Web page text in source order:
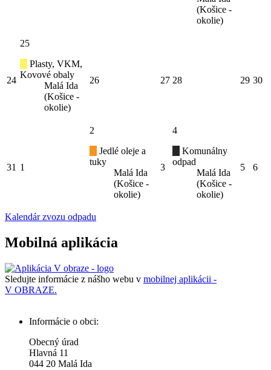
(Košice -
okolie)
24
25
Plasty, VKM,
Kovové obaly
Malá Ida
(Košice -
okolie)
26 27 28 29 30
31 1
2
Jedlé oleje a
tuky
Malá Ida
(Košice -
okolie)
3
4
Komunálny
odpad
Malá Ida
(Košice -
okolie)
5 6
Kalendár zvozu odpadu
Mobilná aplikácia
Sledujte informácie z nášho webu v mobilnej aplikácii -
V OBRAZE.
Informácie o obci:
Obecný úrad
Hlavná 11
044 20 Malá Ida